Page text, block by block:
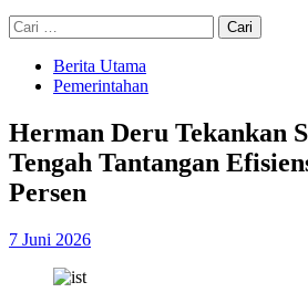
Cari
untuk:
Berita Utama
Pemerintahan
Herman Deru Tekankan
Tengah Tantangan
Persen
7 Juni 2026